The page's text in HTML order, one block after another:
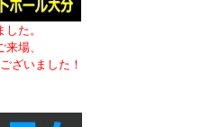
た。
場、
ざいました！